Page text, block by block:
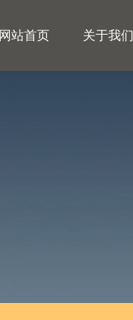
网站首页 关于我们